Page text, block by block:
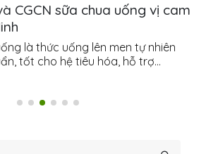
CGCN sữa chua uống vị cam
là thức uống lên men tự nhiên
tốt cho hệ tiêu hóa, hỗ trợ...